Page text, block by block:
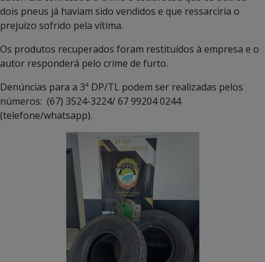
dois pneus já haviam sido vendidos e que ressarciria o
prejuízo sofrido pela vítima.
Os produtos recuperados foram restituídos à empresa e o
autor responderá pelo crime de furto.
Denúncias para a 3ª DP/TL podem ser realizadas pelos
números: (67) 3524-3224/ 67 99204 0244
(telefone/whatsapp).